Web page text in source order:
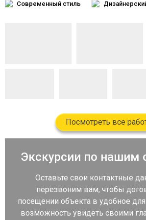
Современный стиль
Посмотреть все
Экскурсии по нашим
Оставьте свои контактные
перезвоним вам, чтобы
посещении объекта в удобное
возможность увидеть своими